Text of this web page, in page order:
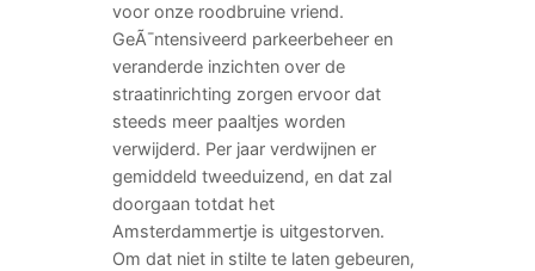
voor onze roodbruine vriend.
GeÃ¯ntensiveerd parkeerbeheer en
veranderde inzichten over de
straatinrichting zorgen ervoor dat
steeds meer paaltjes worden
verwijderd. Per jaar verdwijnen er
gemiddeld tweeduizend, en dat zal
doorgaan totdat het
Amsterdammertje is uitgestorven.
Om dat niet in stilte te laten gebeuren,